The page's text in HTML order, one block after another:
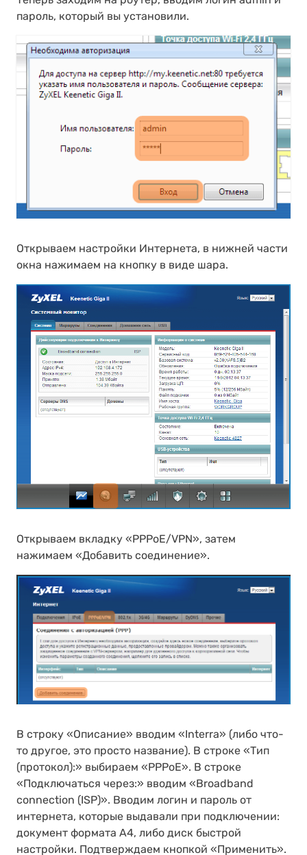
пароль, который вы установили.
Открываем настройки Интернета, в нижней части
окна нажимаем на кнопку в виде шара.
Открываем вкладку «PPPoE/VPN», затем
нажимаем «Добавить соединение».
В строку «Описание» вводим «Interra» (либо что-
то другое, это просто название). В строке «Тип
(протокол):» выбираем «PPPoE». В строке
«Подключаться через:» вводим «Broadband
connection (ISP)». Вводим логин и пароль от
интернета, которые выдавали при подключении:
документ формата А4, либо диск быстрой
настройки. Подтверждаем кнопкой «Применить».